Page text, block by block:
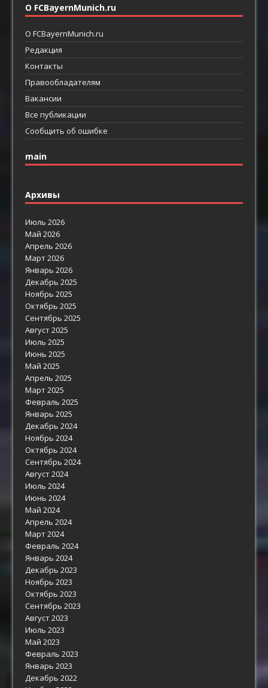
О FCBayernMunich.ru
О FCBayernMunich.ru
Редакция
Контакты
Правообладателям
Вакансии
Все публикации
Сообщить об ошибке
main
Архивы
Июль 2026
Май 2026
Апрель 2026
Март 2026
Январь 2026
Декабрь 2025
Ноябрь 2025
Октябрь 2025
Сентябрь 2025
Август 2025
Июль 2025
Июнь 2025
Май 2025
Апрель 2025
Март 2025
Февраль 2025
Январь 2025
Декабрь 2024
Ноябрь 2024
Октябрь 2024
Сентябрь 2024
Август 2024
Июль 2024
Июнь 2024
Май 2024
Апрель 2024
Март 2024
Февраль 2024
Январь 2024
Декабрь 2023
Ноябрь 2023
Октябрь 2023
Сентябрь 2023
Август 2023
Июль 2023
Май 2023
Февраль 2023
Январь 2023
Декабрь 2022